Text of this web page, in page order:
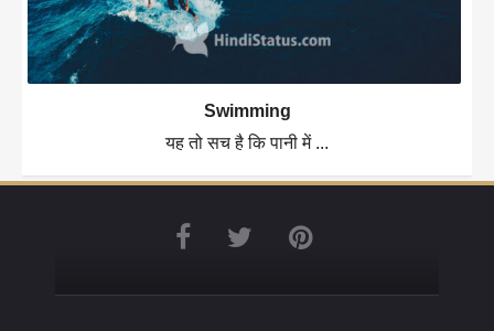
Swimming
यह तो सच है कि पानी में ...